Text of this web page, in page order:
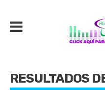
RESULTADOS